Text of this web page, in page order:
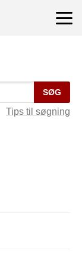
SØG
Tips til søgning